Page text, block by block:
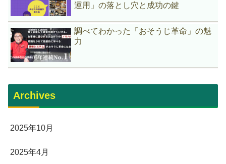
運用」の落とし穴と成功の鍵
調べてわかった「おそうじ革命」の魅
力
Archives
2025年10月
2025年4月